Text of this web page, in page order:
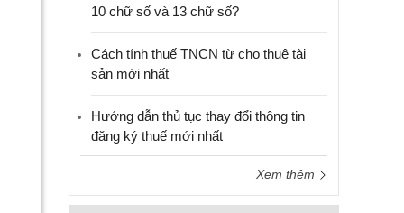
10 chữ số và 13 chữ số?
Cách tính thuế TNCN từ cho thuê tài
sản mới nhất
Hướng dẫn thủ tục thay đổi thông tin
đăng ký thuế mới nhất
Xem thêm